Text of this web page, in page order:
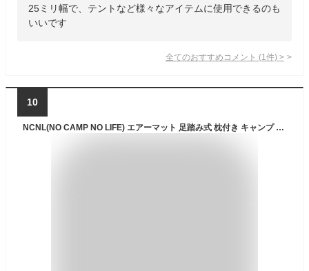
25ミリ幅で、テントなど様々なアイテムに使用できるのも
いいです
全てのおすすめコメント (1 件) >
10
NCNL(NO CAMP NO LIFE) エアーマット 足踏み式 枕付き キャンプ 車中泊 マット コンパクト 軽量 大型 大きいサイズ 195cm 厚手 折り畳み 防水 ソロキャンプ アウトドア キャンプ用品 補修テープ ゴムバンド 収納袋付き (グレー)